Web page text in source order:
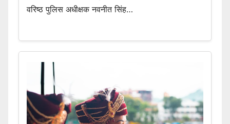
वरिष्ठ पुलिस अधीक्षक नवनीत सिंह…